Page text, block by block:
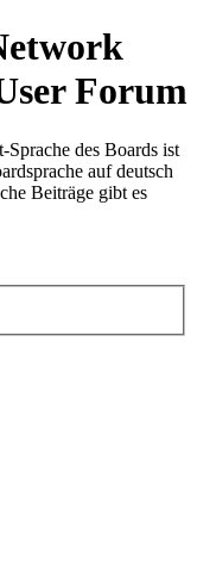
Forum
des Boards ist
auf deutsch
Beiträge gibt es